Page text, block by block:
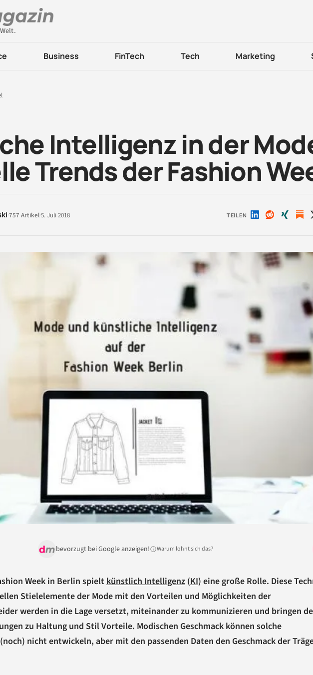
Business FinTech Tech Marketing
Intelligenz in der
Trends der Fashion
·757 Artikel·5. Juli 2018 TEILEN Auf Auf Auf
bevorzugt bei Google anzeigen! Warum lohnt sich das?
Week in Berlin spieltkünstlich Intelligenz (KI) eine große Rolle. Diese
Stielelemente der Mode mit den Vorteilen und Möglichkeiten der
werden in die Lage versetzt, miteinander zu kommunizieren und bringen
zu Haltung und Stil Vorteile. Modischen Geschmack können solche
nicht entwickeln, aber mit den passenden Daten den Geschmack der